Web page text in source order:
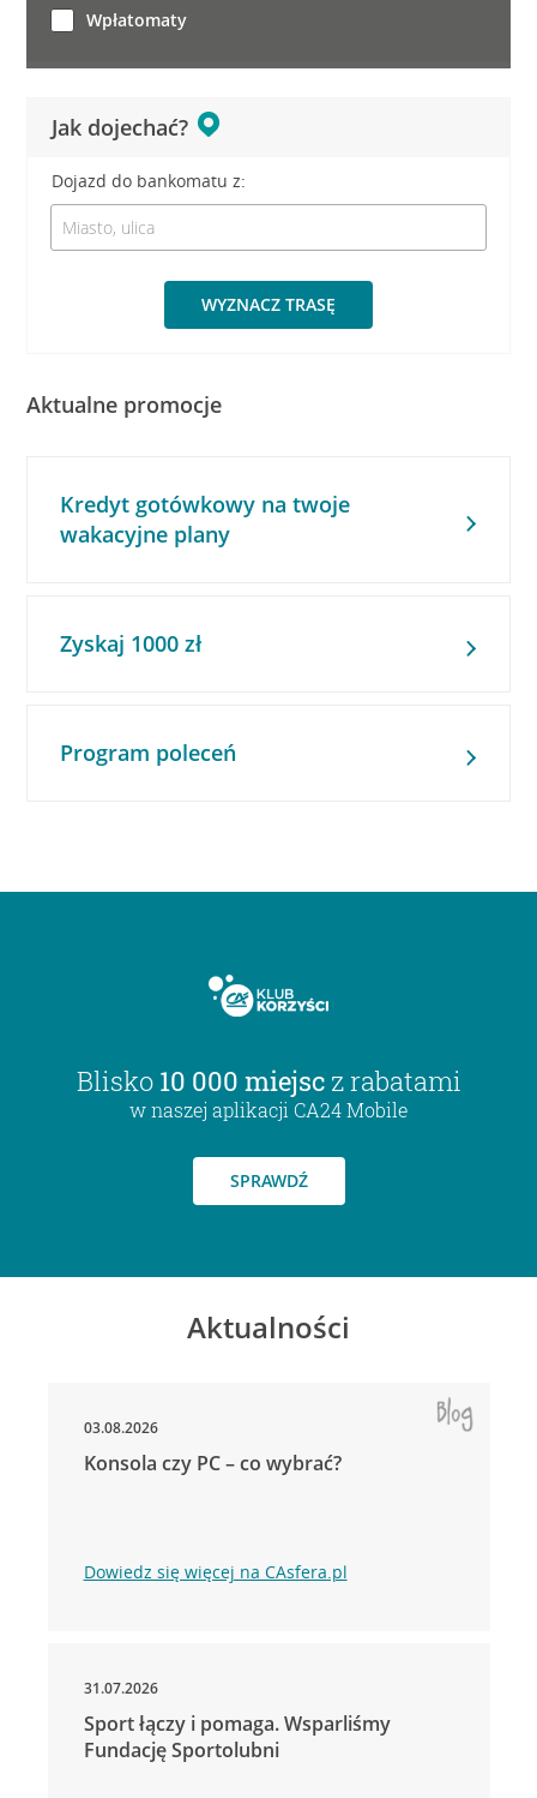
Jak dojechać?
Dojazd do bankomatu z:
WYZNACZ TRASĘ
Wpłatomaty
Aktualne promocje
Kredyt gotówkowy na twoje
wakacyjne plany
Zyskaj 1000 zł
Program poleceń
Blisko 10 000 miejsc z rabatami
w naszej aplikacji CA24 Mobile
SPRAWDŹ
Aktualności
03.08.2026
Konsola czy PC – co wybrać?
Dowiedz się więcej na CAsfera.pl
31.07.2026
Sport łączy i pomaga. Wsparliśmy
Fundację Sportolubni